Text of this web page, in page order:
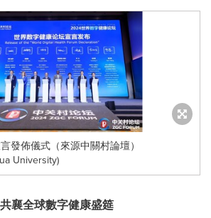
發佈儀式（來源中關村論壇）
University)
襄全球數字健康盛筵